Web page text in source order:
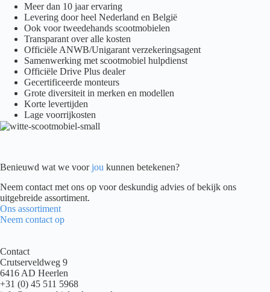
Meer dan 10 jaar ervaring
Levering door heel Nederland en België
Ook voor tweedehands scootmobielen
Transparant over alle kosten
Officiële ANWB/Unigarant verzekeringsagent
Samenwerking met scootmobiel hulpdienst
Officiële Drive Plus dealer
Gecertificeerde monteurs
Grote diversiteit in merken en modellen
Korte levertijden
Lage voorrijkosten
Benieuwd wat we voorjou kunnen betekenen?
Neem contact met ons op voor deskundig advies of bekijk ons
uitgebreide assortiment.
Ons assortiment
Neem contact op
Contact
Crutserveldweg 9
6416 AD Heerlen
+31 (0) 45 511 5968